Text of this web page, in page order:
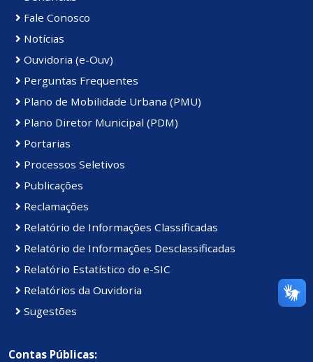
Fale Conosco
Notícias
Ouvidoria (e-Ouv)
Perguntas Frequentes
Plano de Mobilidade Urbana (PMU)
Plano Diretor Municipal (PDM)
Portarias
Processos Seletivos
Publicações
Reclamações
Relatório de Informações Classificadas
Relatório de Informações Desclassificadas
Relatório Estatístico do e-SIC
Relatórios da Ouvidoria
Sugestões
Contas Públicas: